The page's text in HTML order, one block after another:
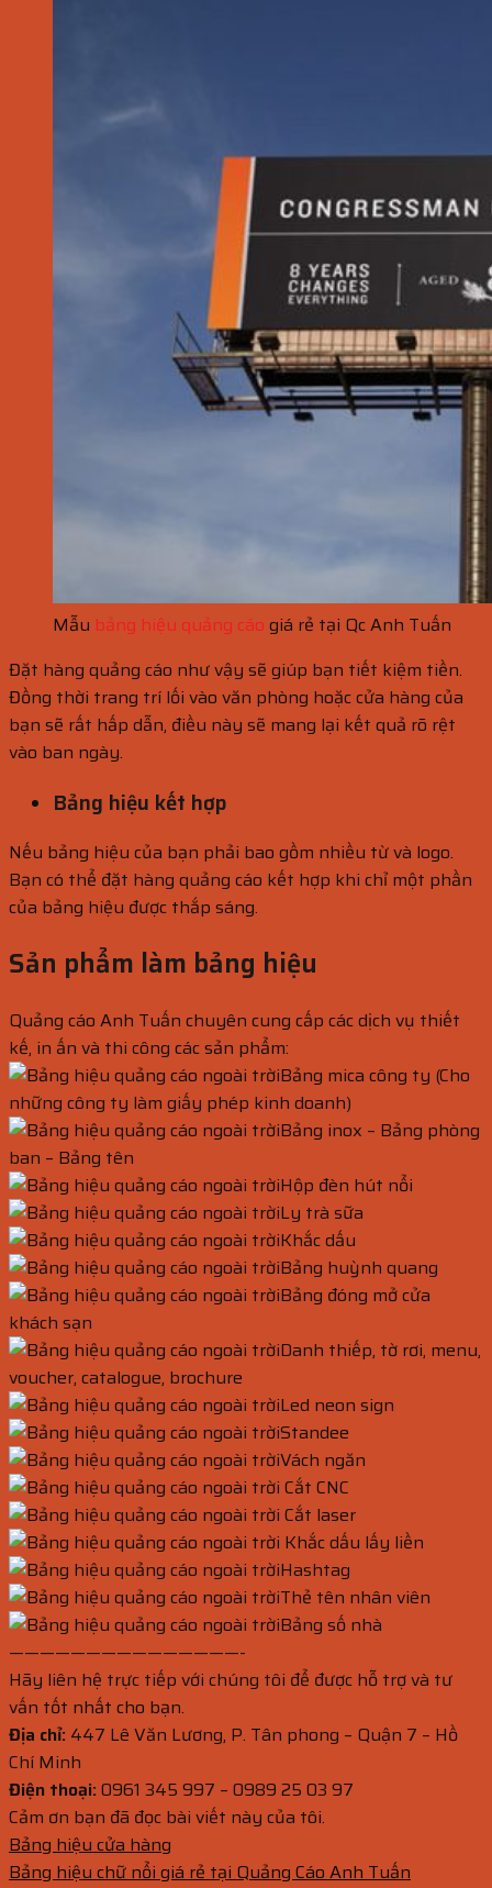
Mẫu bảng hiệu quảng cáo giá rẻ tại Qc Anh Tuấn
Đặt hàng quảng cáo như vậy sẽ giúp bạn tiết kiệm tiền.
Đồng thời trang trí lối vào văn phòng hoặc cửa hàng của
bạn sẽ rất hấp dẫn, điều này sẽ mang lại kết quả rõ rệt
vào ban ngày.
Bảng hiệu kết hợp
Nếu bảng hiệu của bạn phải bao gồm nhiều từ và logo.
Bạn có thể đặt hàng quảng cáo kết hợp khi chỉ một phần
của bảng hiệu được thắp sáng.
Sản phẩm làm bảng hiệu
Quảng cáo Anh Tuấn chuyên cung cấp các dịch vụ thiết
kế, in ấn và thi công các sản phẩm:
Bảng mica công ty (Cho
những công ty làm giấy phép kinh doanh)
Bảng inox – Bảng phòng
ban – Bảng tên
Hộp đèn hút nổi
Ly trà sữa
Khắc dấu
Bảng huỳnh quang
Bảng đóng mở cửa
khách sạn
Danh thiếp, tờ rơi, menu,
voucher, catalogue, brochure
Led neon sign
Standee
Vách ngăn
Cắt CNC
Cắt laser
Khắc dấu lấy liền
Hashtag
Thẻ tên nhân viên
Bảng số nhà
———————————————-
Hãy liên hệ trực tiếp với chúng tôi để được hỗ trợ và tư
vấn tốt nhất cho bạn.
Địa chỉ: 447 Lê Văn Lương, P. Tân phong – Quận 7 – Hồ
Chí Minh
Điện thoại:0961 345 997 – 0989 25 03 97
Cảm ơn bạn đã đọc bài viết này của tôi.
Bảng hiệu cửa hàng
Bảng hiệu chữ nổi giá rẻ tại Quảng Cáo Anh Tuấn